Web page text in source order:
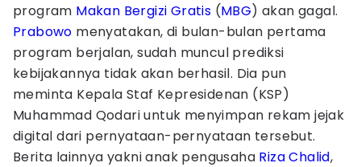
program Makan Bergizi Gratis (MBG) akan gagal.
Prabowo menyatakan, di bulan-bulan pertama
program berjalan, sudah muncul prediksi
kebijakannya tidak akan berhasil. Dia pun
meminta Kepala Staf Kepresidenan (KSP)
Muhammad Qodari untuk menyimpan rekam jejak
digital dari pernyataan-pernyataan tersebut.
Berita lainnya yakni anak pengusaha Riza Chalid,